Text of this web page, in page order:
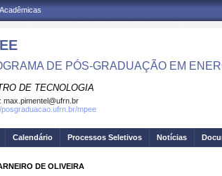
DE PÓS-GRADUAÇÃO EM
DE TECNOLOGIA
max.pimentel@ufrn.br
mpee
Calendário Processos Seletivos Notícias
DE OLIVEIRA